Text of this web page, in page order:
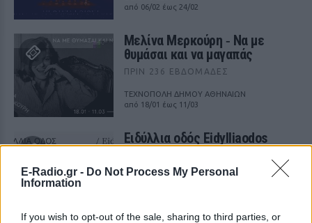
E-Radio.gr - Do Not Process My Personal
Information
If you wish to opt-out of the sale, sharing to third parties, or
από 06/02 έως 24/02
Μελίνα Μερκούρη ‑ Να με
θυμάσαι και να μαγαπάς
ΠΡΙΝ 236 ΕΒΔΟΜΆΔΕΣ
ΤΕΧΝΟΠΟΛΗ ΔΗΜΟΥ ΑΘΗΝΑΙΩΝ
από 18/01 έως 11/03
Ειδύλλια οδός Eidylliaodos
ΤΕΧΝΟΠΟΛΗ ΔΗΜΟΥ ΑΘΗΝΑΙΩΝ